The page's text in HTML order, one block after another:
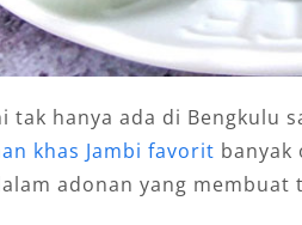
tak hanya ada di Bengkulu
khas Jambi favorit banyak
adonan yang membuat